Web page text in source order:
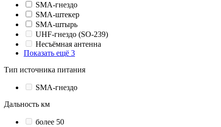
SMA-гнездо
SMA-штекер
SMA-штырь
UHF-гнездо (SO-239)
Несъёмная антенна
Показать ещё 3
Тип источника питания
SMA-гнездо
Дальность км
более 50